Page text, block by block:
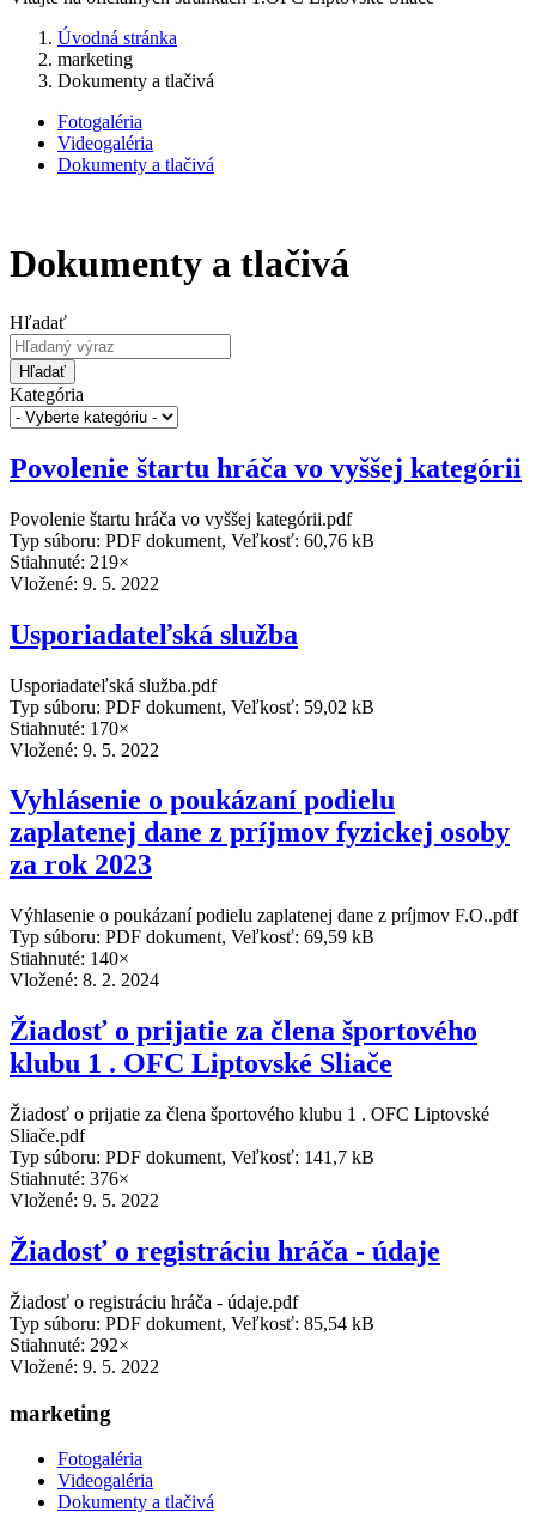
Úvodná stránka
marketing
Dokumenty a tlačivá
Fotogaléria
Videogaléria
Dokumenty a tlačivá
Dokumenty a tlačivá
Hľadať
Hľadať
Kategória
Povolenie štartu hráča vo vyššej kategórii
Povolenie štartu hráča vo vyššej kategórii.pdf
Typ súboru: PDF dokument, Veľkosť: 60,76 kB
Stiahnuté: 219×
Vložené: 9. 5. 2022
Usporiadateľská služba
Usporiadateľská služba.pdf
Typ súboru: PDF dokument, Veľkosť: 59,02 kB
Stiahnuté: 170×
Vložené: 9. 5. 2022
Vyhlásenie o poukázaní podielu
zaplatenej dane z príjmov fyzickej osoby
za rok 2023
Výhlasenie o poukázaní podielu zaplatenej dane z príjmov F.O..pdf
Typ súboru: PDF dokument, Veľkosť: 69,59 kB
Stiahnuté: 140×
Vložené: 8. 2. 2024
Žiadosť o prijatie za člena športového
klubu 1 . OFC Liptovské Sliače
Žiadosť o prijatie za člena športového klubu 1 . OFC Liptovské
Sliače.pdf
Typ súboru: PDF dokument, Veľkosť: 141,7 kB
Stiahnuté: 376×
Vložené: 9. 5. 2022
Žiadosť o registráciu hráča - údaje
Žiadosť o registráciu hráča - údaje.pdf
Typ súboru: PDF dokument, Veľkosť: 85,54 kB
Stiahnuté: 292×
Vložené: 9. 5. 2022
marketing
Fotogaléria
Videogaléria
Dokumenty a tlačivá